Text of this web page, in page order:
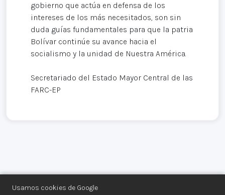
Usamos cookies de Google
gobierno que actúa en defensa de los
intereses de los más necesitados, son sin
duda guías fundamentales para que la patria
Bolívar continúe su avance hacia el
socialismo y la unidad de Nuestra América.
Secretariado del Estado Mayor Central de las
FARC-EP